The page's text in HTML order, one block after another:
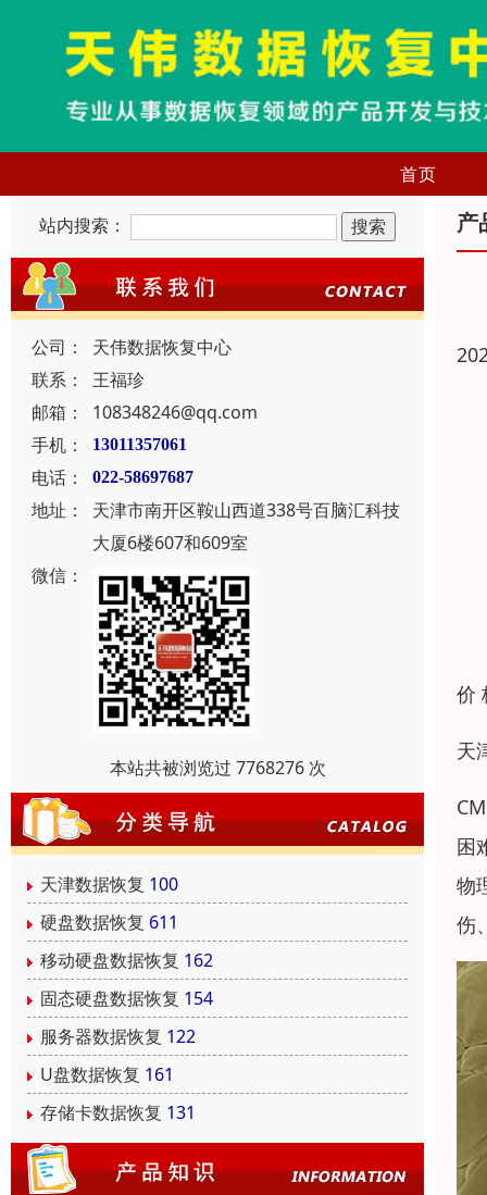
首页
站内搜索：
公司：
天伟数据恢复中心
联系：
王福珍
邮箱：
108348246@qq.com
手机：
13011357061
电话： 022-58697687
地址：
天津市南开区鞍山西道338号百脑汇科技
大厦6楼607和609室
微信：
本站共被浏览过 7768276 次
天津数据恢复 100
硬盘数据恢复 611
移动硬盘数据恢复 162
固态硬盘数据恢复 154
服务器数据恢复 122
U盘数据恢复 161
存储卡数据恢复 131
产
价
天
困
物
伤